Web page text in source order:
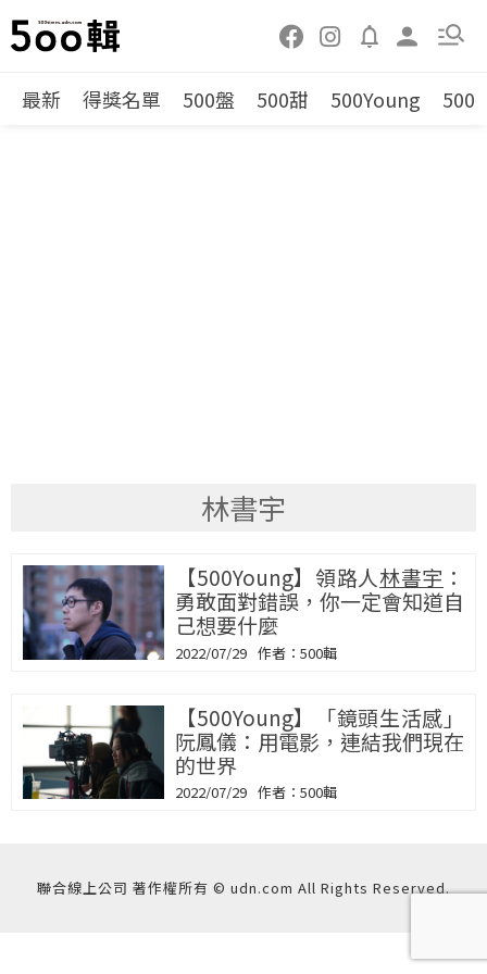
最新 得獎名單 500盤 500甜 500Young 500
林書宇
【500Young】領路人林書宇 ：
勇敢面對錯誤，你一定會知道自
己想要什麼
2022/07/29 500輯
【500Young】「鏡頭生活感」
阮鳳儀：用電影，連結我們現在
的世界
2022/07/29 500輯
聯合線上公司 著作權所有 © udn.com All Rights Reserved.